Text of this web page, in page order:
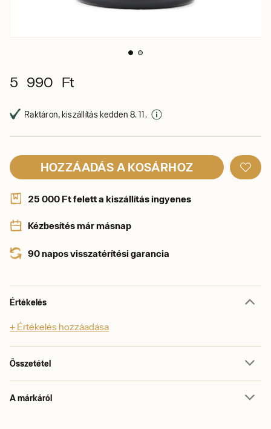
5 990 Ft
Raktáron, kiszállítás kedden 8. 11.
HOZZÁADÁS A KOSÁRHOZ
25 000 Ft felett a kiszállítás ingyenes
Kézbesítés már másnap
90 napos visszatérítési garancia
Értékelés
+ Értékelés hozzáadása
Összetétel
A márkáról